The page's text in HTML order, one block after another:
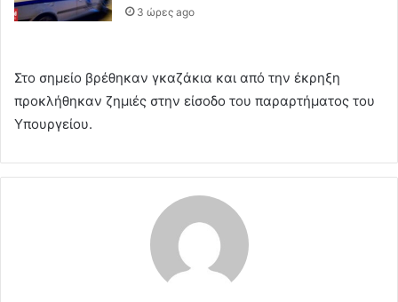
3 ώρες ago
Στο σημείο βρέθηκαν γκαζάκια και από την έκρηξη
προκλήθηκαν ζημιές στην είσοδο του παραρτήματος του
Υπουργείου.